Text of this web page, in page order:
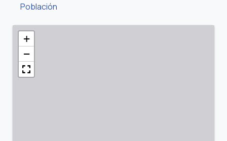
Población
+
−